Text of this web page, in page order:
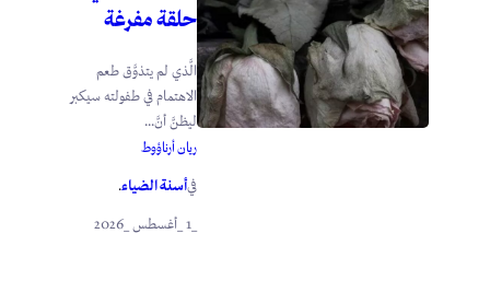
حلقة مفرغة
الَّذي لم يتذوَّق طعم
الاهتمام في طفولته سيكبر
ليظنَّ أنَّ...
ريان أرناؤوط
فيأسنة الضياء.
_1 _أغسطس _2026